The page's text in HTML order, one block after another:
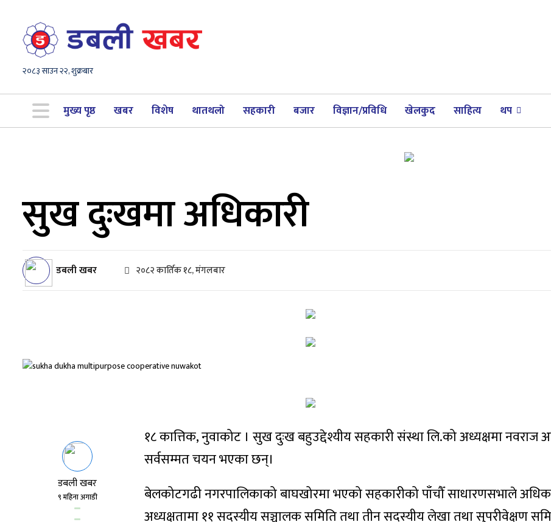
२०८३ साउन २२, शुक्रबार
मुख्य पृष्ठ खबर विशेष थातथलो सहकारी बजार विज्ञान/प्रविधि खेलकुद साहित्य थप
सुख दुःखमा अधिकारी
डबली खबर २०८२ कार्तिक १८, मंगलबार
डबली खबर
९ महिना अगाडी
१८ कात्तिक, नुवाकोट । सुख दुःख बहुउद्देश्यीय सहकारी संस्था लि.को अध्यक्षमा नवराज
सर्वसम्मत चयन भएका छन्।
बेलकोटगढी नगरपालिकाको बाघखोरमा भएको सहकारीको पाँचौँ साधारणसभाले
अध्यक्षतामा ११ सदस्यीय सञ्चालक समिति तथा तीन सदस्यीय लेखा तथा सुपरीवेक्षण